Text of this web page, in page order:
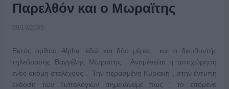
Παρελθόν και ο Μωραϊτης
09/10/2009
Εκτός ομίλου Alpha, εδώ και δύο μέρες και ο διευθυντής
τηλεόρασης Βαγγέλης Μωραϊτης. Αναμένεται η αποχώρηση
ενός ακόμη στελέχους . Την περασμένη Κυριακή , στην έντυπη
έκδοση των Τυπολογιών σημειώναμε πως “ το επόμενο